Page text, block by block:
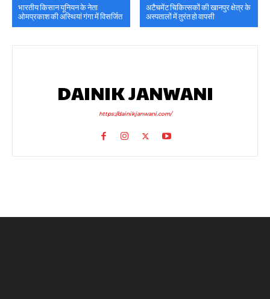
भारतीय किसान यूनियन के नेता
ओमप्रकाश की अस्थियां गंगा में विसर्जित
अटैचमेंट चिकित्सकों की खानपुर क्षेत्र के
अस्पतालों में तुरंत हो वापसी
DAINIK JANWANI
https://dainikjanwani.com/